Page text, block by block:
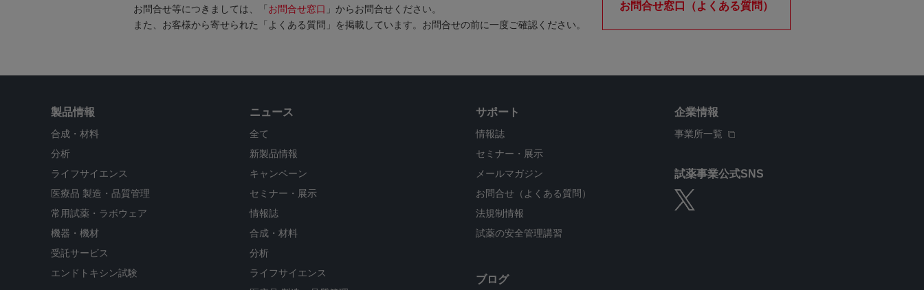
お問合せ等につきましては、「 お問合せ窓口 」からお問合せください。
また、お客様から寄せられた「よくある質問」を掲載しています。お問合せの前に一度ご確認ください。
お問合せ窓口（よくある質問）
製品情報
合成・材料
分析
ライフサイエンス
医療品 製造・品質管理
常用試薬・ラボウェア
機器・機材
受託サービス
エンドトキシン試験
ニュース
全て
新製品情報
キャンペーン
セミナー・展示
情報誌
合成・材料
分析
ライフサイエンス
サポート
情報誌
セミナー・展示
メールマガジン
お問合せ（よくある質問）
法規制情報
試薬の安全管理講習
ブログ
企業情報
事業所一覧
試薬事業公式SNS